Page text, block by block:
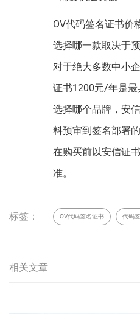
OV代码签名证书价
选择哪一款取决于
对于绝大多数中小
证书1200元/年是
选择哪个品牌，安
料预审到签名部署
在购买前以安信证
准。
标签： OV代码签名证书 代码
相关文章